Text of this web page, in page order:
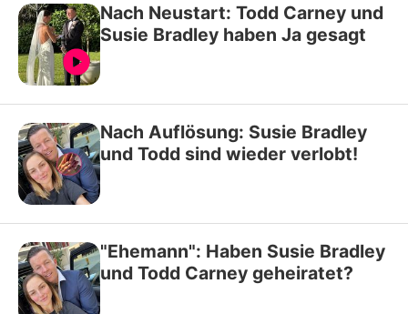
Nach Neustart: Todd Carney und
Susie Bradley haben Ja gesagt
Nach Auflösung: Susie Bradley
und Todd sind wieder verlobt!
"Ehemann": Haben Susie Bradley
und Todd Carney geheiratet?